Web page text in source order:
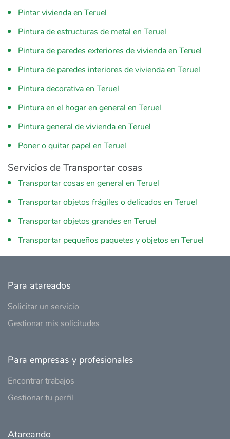
Pintar vivienda en Teruel
Pintura de estructuras de metal en Teruel
Pintura de paredes exteriores de vivienda en Teruel
Pintura de paredes interiores de vivienda en Teruel
Pintura decorativa en Teruel
Pintura en el hogar en general en Teruel
Pintura general de vivienda en Teruel
Poner o quitar papel en Teruel
Servicios de Transportar cosas
Transportar cosas en general en Teruel
Transportar objetos frágiles o delicados en Teruel
Transportar objetos grandes en Teruel
Transportar pequeños paquetes y objetos en Teruel
Para atareados
Solicitar un servicio
Gestionar mis solicitudes
Para empresas y profesionales
Encontrar trabajos
Gestionar tu perfil
Atareando